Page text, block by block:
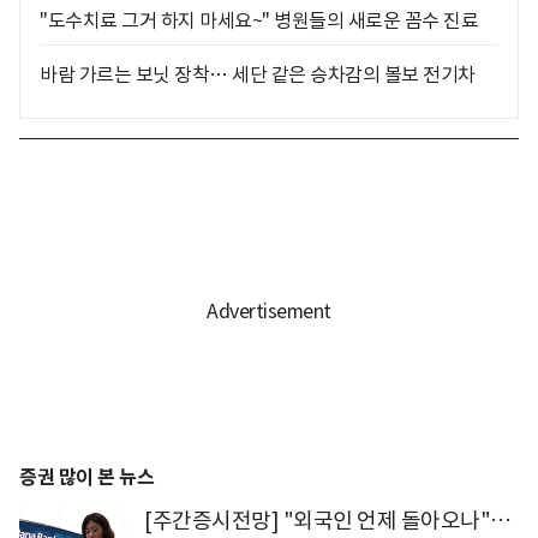
"도수치료 그거 하지 마세요~" 병원들의 새로운 꼼수 진료
바람 가르는 보닛 장착… 세단 같은 승차감의 볼보 전기차
증권 많이 본 뉴스
[주간증시전망] "외국인 언제 돌아오나"…